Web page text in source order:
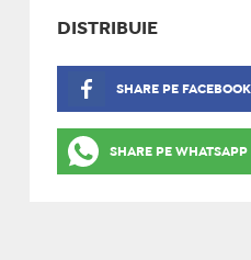
DISTRIBUIE
SHARE PE FACEBOOK
SHARE PE WHATSAPP